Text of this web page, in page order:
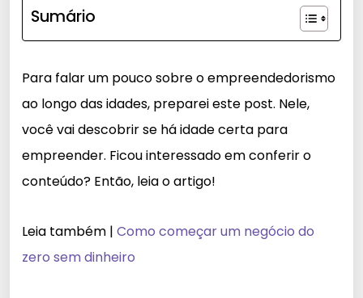
Sumário
Para falar um pouco sobre o empreendedorismo
ao longo das idades, preparei este post. Nele,
você vai descobrir se há idade certa para
empreender. Ficou interessado em conferir o
conteúdo? Então, leia o artigo!
Leia também | Como começar um negócio do
zero sem dinheiro